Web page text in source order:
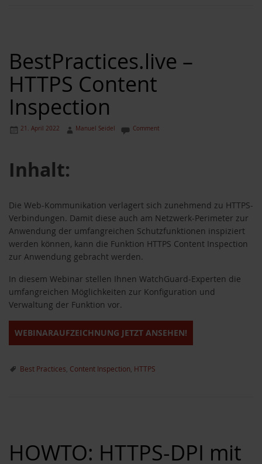
BestPractices.live –
HTTPS Content
Inspection
21. April 2022 Manuel Seidel Comment
Inhalt:
Die Web-Kommunikation verlagert sich zunehmend zu HTTPS-
Verbindungen. Damit diese auch am Netzwerk-Perimeter zur
Anwendung der umfangreichen Schutzfunktionen inspiziert
werden können, kann die Funktion HTTPS Content Inspection
zur Anwendung gebracht werden.
In diesem Webinar stellen Ihnen WatchGuard-Experten die
umfangreichen Möglichkeiten zur Konfiguration und
Verwaltung der Funktion vor.
WEBINARAUFZEICHNUNG JETZT ANSEHEN!
Best Practices Content Inspection HTTPS
HOWTO: HTTPS-DPI mit